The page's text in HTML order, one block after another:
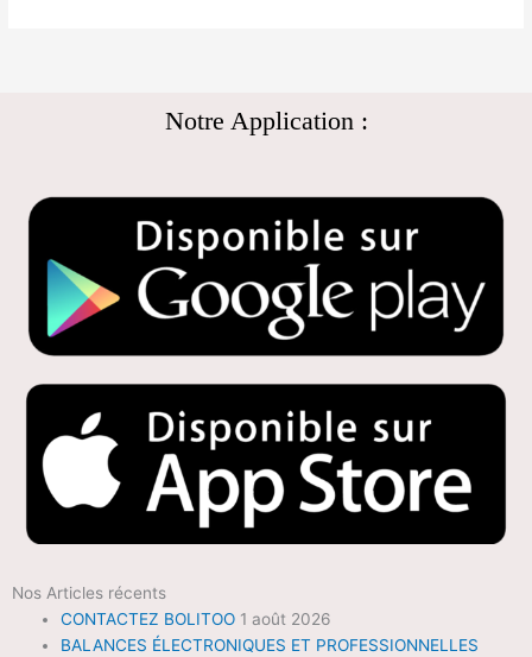
Notre Application :
Nos Articles récents
CONTACTEZ BOLITOO 1 août 2026
BALANCES ÉLECTRONIQUES ET PROFESSIONNELLES